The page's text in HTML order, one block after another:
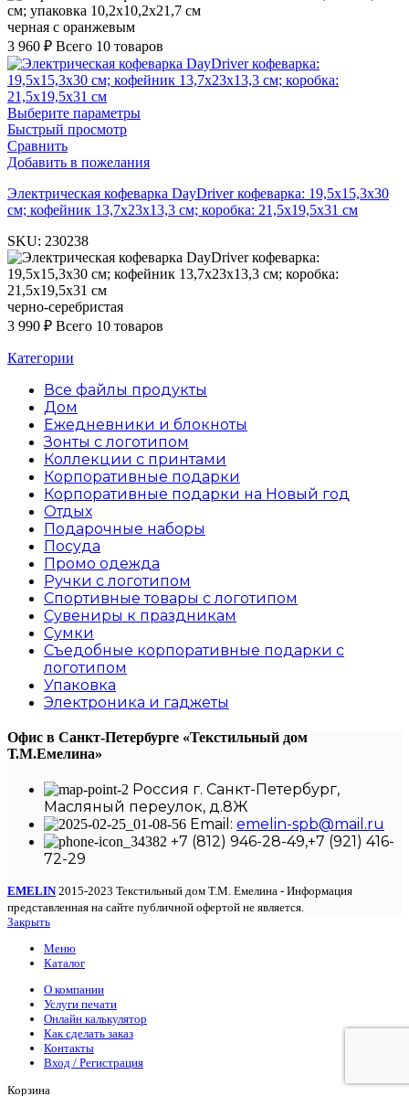
черная с оранжевым
3 960 ₽ Всего 10 товаров
Выберите параметры
Быстрый просмотр
Сравнить
Добавить в пожелания
Электрическая кофеварка DayDriver кофеварка: 19,5х15,3х30
см; кофейник 13,7х23х13,3 см; коробка: 21,5х19,5х31 см
SKU: 230238
черно-серебристая
3 990 ₽ Всего 10 товаров
Категории
Все файлы продукты
Дом
Ежедневники и блокноты
Зонты с логотипом
Коллекции с принтами
Корпоративные подарки
Корпоративные подарки на Новый год
Отдых
Подарочные наборы
Посуда
Промо одежда
Ручки с логотипом
Спортивные товары с логотипом
Сувениры к праздникам
Сумки
Съедобные корпоративные подарки с
логотипом
Упаковка
Электроника и гаджеты
Офис в Санкт-Петербурге «Текстильный дом
Т.М.Емелина»
Россия г. Санкт-Петербург,
Масляный переулок, д.8Ж
Email: emelin-spb@mail.ru
+7 (812) 946-28-49,+7 (921) 416-
72-29
EMELIN 2015-2023 Текстильный дом Т.М. Емелина - Информация
представленная на сайте публичной офертой не является.
Закрыть
Меню
Каталог
О компании
Услуги печати
Онлайн калькулятор
Как сделать заказ
Контакты
Вход / Регистрация
Корзина